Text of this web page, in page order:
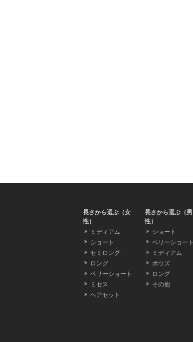
長さから選ぶ（女
性）
ミディアム
ショート
セミロング
ロング
ベリーショート
ミセス
ヘアセット
長さから選ぶ（男
性）
ショート
ベリーショート
ミディアム
ボウズ
ロング
その他